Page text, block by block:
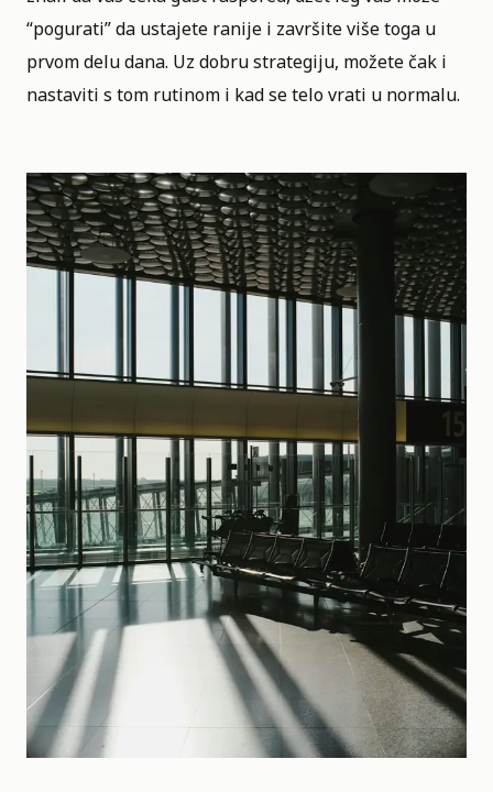
“pogurati” da ustajete ranije i završite više toga u
prvom delu dana. Uz dobru strategiju, možete čak i
nastaviti s tom rutinom i kad se telo vrati u normalu.